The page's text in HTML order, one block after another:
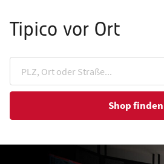
Tipico vor Ort
Shop finden